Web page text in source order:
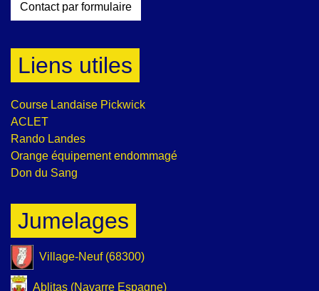
Contact par formulaire
Liens utiles
Course Landaise Pickwick
ACLET
Rando Landes
Orange équipement endommagé
Don du Sang
Jumelages
Village-Neuf (68300)
Ablitas (Navarre Espagne)